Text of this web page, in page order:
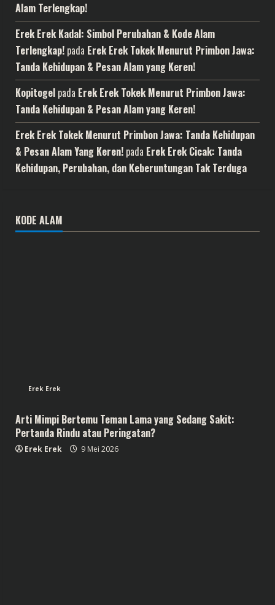
Alam Terlengkap!
Erek Erek Kadal: Simbol Perubahan & Kode Alam
Terlengkap! pada Erek Erek Tokek Menurut Primbon Jawa:
Tanda Kehidupan & Pesan Alam yang Keren!
Kopitogel pada Erek Erek Tokek Menurut Primbon Jawa:
Tanda Kehidupan & Pesan Alam yang Keren!
Erek Erek Tokek Menurut Primbon Jawa: Tanda Kehidupan
& Pesan Alam Yang Keren! pada Erek Erek Cicak: Tanda
Kehidupan, Perubahan, dan Keberuntungan Tak Terduga
KODE ALAM
Erek Erek
Arti Mimpi Bertemu Teman Lama yang Sedang Sakit:
Pertanda Rindu atau Peringatan?
Erek Erek 9 Mei 2026